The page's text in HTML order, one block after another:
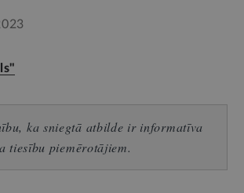
ka sniegtā atbilde ir informatīva
tiesību piemērotājiem.